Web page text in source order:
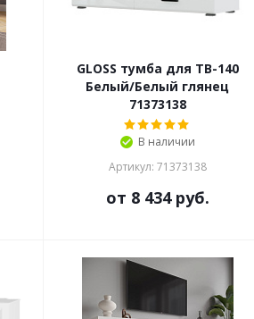
GLOSS тумба для ТВ-140
Белый/Белый глянец
71373138
В наличии
Артикул: 71373138
от 8 434 руб.